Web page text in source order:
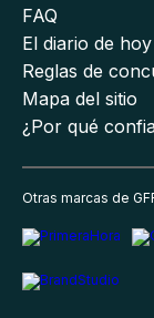
FAQ
El diario de hoy
Reglas de
Mapa del sitio
¿Por qué
Otras marcas de